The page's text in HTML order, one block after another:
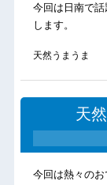
今回は日南で
します。
天然うまうま
天
今回は熱々の